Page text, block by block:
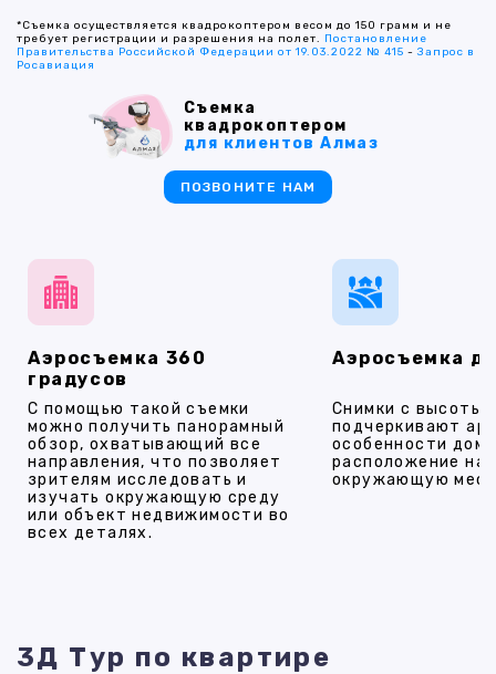
Аэросъемка 360
градусов
С помощью такой съемки
можно получить панорамный
обзор, охватывающий все
направления, что позволяет
зрителям исследовать и
изучать окружающую среду
или объект недвижимости во
всех деталях.
Аэросъемка
Снимки с высоты
подчеркивают
особенности
расположение на
окружающую
*Съемка осуществляется квадрокоптером весом до 150 грамм и не
требует регистрации и разрешения на полет. Постановление
Правительства Российской Федерации от 19.03.2022 № 415 -Запрос в
Росавиация
Съемка
квадрокоптером
для клиентов Алмаз
ПОЗВОНИТЕ НАМ
3Д Тур по квартире